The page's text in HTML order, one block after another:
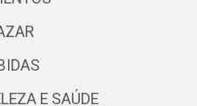
E SAÚDE